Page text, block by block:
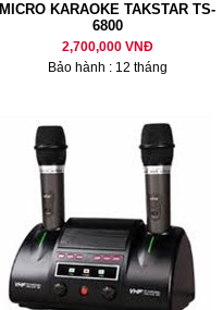
MICRO KARAOKE TAKSTAR TS-
6800
2,700,000 VNĐ
Bảo hành : 12 tháng